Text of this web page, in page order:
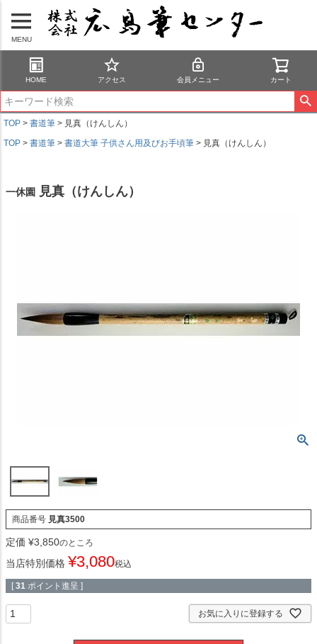
MENU
HOME アクセス 会員メニュー カート
TOP 書道筆
見真（けんしん）
TOP
書道筆 書道大筆 子供さん用及びお手頃筆 見真（けんしん）
一休園 見真（けんしん）
商品番号 見真3500
定価 ¥3,850のところ
当店特別価格 ¥3,080税込
[ 31 ポイント進呈 ]
お気に入りに登録する